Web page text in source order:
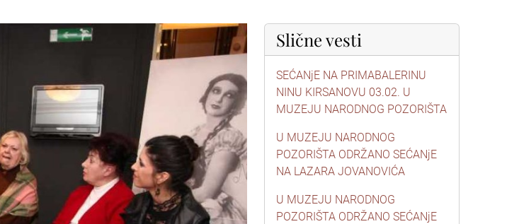
Slične vesti
SEĆANjE NA PRIMABALERINU
NINU KIRSANOVU 03.02. U
MUZEJU NARODNOG POZORIŠTA
U MUZEJU NARODNOG
POZORIŠTA ODRŽANO SEĆANjE
NA LAZARA JOVANOVIĆA
U MUZEJU NARODNOG
POZORIŠTA ODRŽANO SEĆANjE